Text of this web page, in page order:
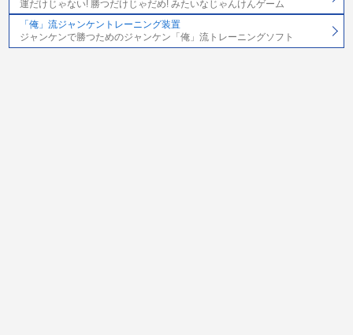
運だけじゃない! 勝つだけじゃだめ! みたいなじゃんけんゲーム
「俺」流ジャンケントレーニング装置
ジャンケンで勝つためのジャンケン「俺」流トレーニングソフト